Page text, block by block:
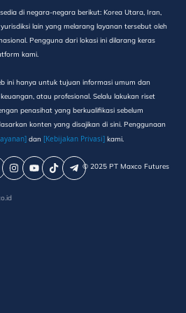
di negara-negara berikut: Korea Utara, Iran,
lain yang melarang layanan tersebut oleh
Pengguna dari lokasi ini dilarang keras
kami.
ini hanya untuk tujuan informasi umum dan
atau profesional. Selalu lakukan riset
penasihat yang berkualifikasi sebelum
konten yang disajikan di sini. Penggunaan
dan [Kebijakan Privasi] kami.
©️ 2025 PT Maxco Futures